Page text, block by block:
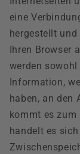
eine
hergestellt
Ihren Browser
werden
Information,
haben, an den
kommt es zum
handelt es